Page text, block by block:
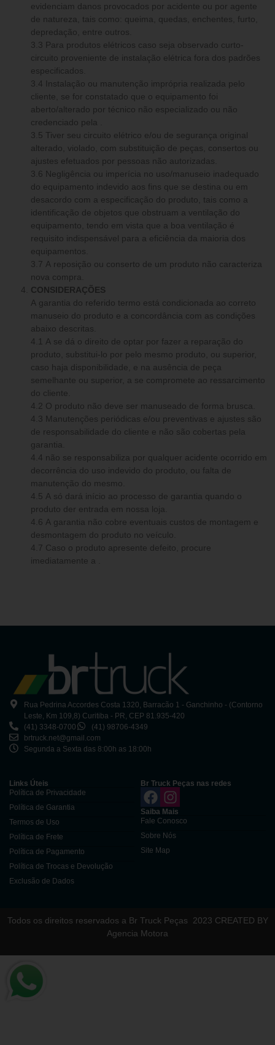
evidenciam danos provocados por acidente ou por agente
de natureza, tais como: queima, quedas, enchentes, furto,
depredação, entre outros.
3.3 Para produtos elétricos caso seja observado curto-
circuito proveniente de instalação elétrica fora dos padrões
especificados.
3.4 Instalação ou manutenção imprópria realizada pelo
cliente, se for constatado que o equipamento foi
aberto/alterado por técnico não especializado ou não
credenciado pela .
3.5 Tiver seu circuito elétrico e/ou de segurança original
alterado, violado, com substituição de peças, consertos ou
ajustes efetuados por pessoas não autorizadas.
3.6 Negligência ou imperícia no uso/manuseio inadequado
do equipamento indevido aos fins que se destina ou em
desacordo com a especificação do produto, tais como a
identificação de objetos que obstruam a ventilação do
equipamento, tendo em vista que a boa ventilação é
requisito indispensável para a eficiência da maioria dos
equipamentos.
3.7 A reposição ou conserto de um produto não caracteriza
nova compra.
CONSIDERAÇÕES
A garantia do referido termo está condicionada ao correto
manuseio do produto e a concordância com as condições
abaixo descritas.
4.1 A se dá o direito de optar por fazer a reparação do
produto, substitui-lo por pelo mesmo produto, ou superior,
caso haja disponibilidade, e na ausência de peça
semelhante ou superior, a se compromete ao ressarcimento
do cliente.
4.2 O produto não deve ser manuseado de forma brusca.
4.3 Manutenções periódicas e/ou preventivas e ajustes são
de responsabilidade do cliente e não são cobertas pela
garantia.
4.4 não se responsabiliza por qualquer acidente ocorrido em
decorrência do uso indevido do produto, ou falta de
manutenção do mesmo.
4.5 A só dará início ao processo de garantia quando o
produto der entrada em nossa loja.
4.6 A garantia não cobre eventuais custos de montagem e
desmontagem do produto no veículo.
4.7 Caso o produto apresente defeito, procure
imediatamente a .
Rua Pedrina Accordes Costa 1320, Barracão 1 - Ganchinho - (Contorno
Leste, Km 109,8) Curitiba - PR, CEP 81.935-420
(41) 3348-0700
(41) 98706-4349
brtruck.net@gmail.com
Segunda a Sexta das 8:00h as 18:00h
Links Úteis
Política de Privacidade
Política de Garantia
Termos de Uso
Política de Frete
Política de Pagamento
Política de Trocas e Devolução
Exclusão de Dados
Br Truck Peças nas redes
Saiba Mais
Fale Conosco
Sobre Nós
Site Map
Todos os direitos reservados a Br Truck Peças
2023 CREATED BY
Agencia Motora